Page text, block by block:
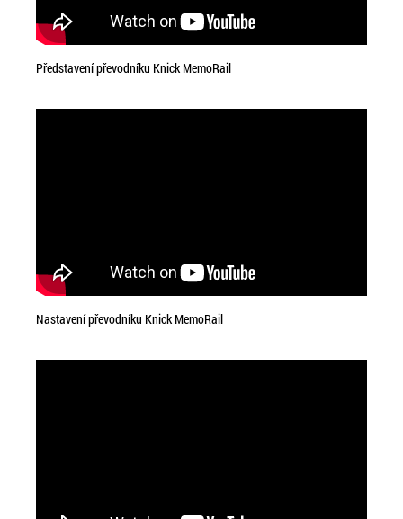
Představení převodníku Knick MemoRail
Nastavení převodníku Knick MemoRail